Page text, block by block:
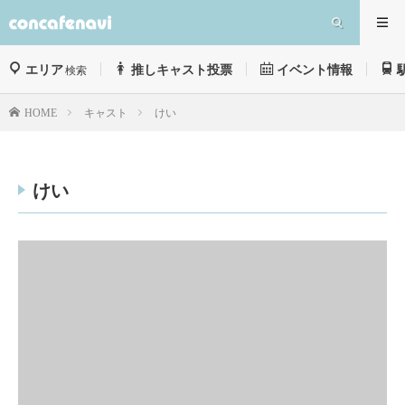
エリア検索 推しキャスト投票 イベント情報
HOME キャスト けい
けい